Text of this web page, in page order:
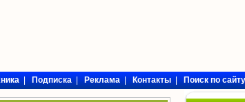
|Подписка|Реклама|Контакты|Поиск по сайту